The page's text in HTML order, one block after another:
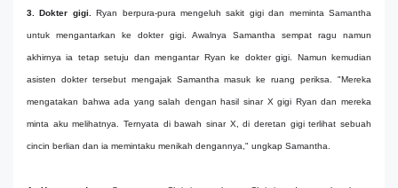
3. Dokter gigi. Ryan berpura-pura mengeluh sakit gigi dan meminta Samantha
untuk mengantarkan ke dokter gigi. Awalnya Samantha sempat ragu namun
akhirnya ia tetap setuju dan mengantar Ryan ke dokter gigi. Namun kemudian
asisten dokter tersebut mengajak Samantha masuk ke ruang periksa. "Mereka
mengatakan bahwa ada yang salah dengan hasil sinar X gigi Ryan dan mereka
minta aku melihatnya. Ternyata di bawah sinar X, di deretan gigi terlihat sebuah
cincin berlian dan ia memintaku menikah dengannya," ungkap Samantha.